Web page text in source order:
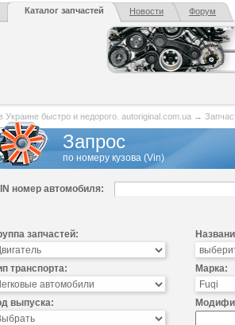
Каталог запчастей Новости Форум
быстро и недорого. autoriginal.com.ua →
Запрос
по номеру кузова (Vin)
номер автомобиля:
запчастей:
транспорта: Марка:
выпуска: